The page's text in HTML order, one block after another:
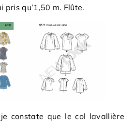
pris qu’1,50 m. Flûte.
constate que le col lavallière